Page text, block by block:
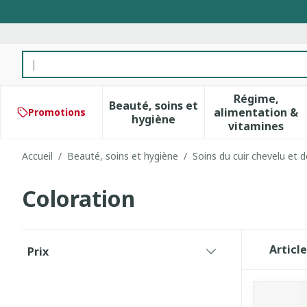
Rechercher
Promotions
Beauté, soins et
hygièneAfficher le sous-menu pour
Régime,
alimentation &
vitamines
Afficher
Accueil / Beauté, soins et hygiène / Soins du cuir chevelu et
Coloration
Prix